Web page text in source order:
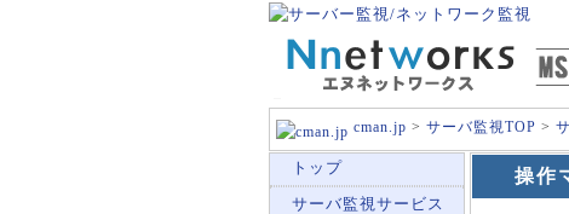
cman.jp > サーバ監視TOP >
トップ
サーバ監視サービス
操作